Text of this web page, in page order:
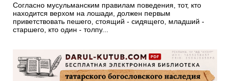
Согласно мусульманским правилам поведения, тот, кто
находится верхом на лошади, должен первым
приветствовать пешего, стоящий - сидящего, младший -
старшего, кто один - толпу...